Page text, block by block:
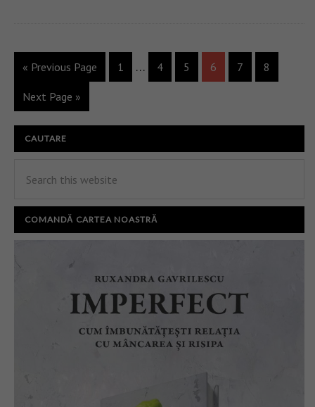
« Previous Page 1 … 4 5 6 7 8
Next Page »
CAUTARE
COMANDĂ CARTEA NOASTRĂ